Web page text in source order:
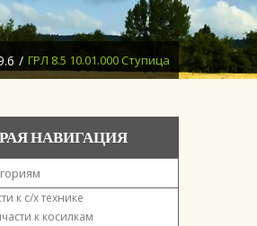
/ ГРЛ 8.5 10.01.000 Ступица
НАВИГАЦИЯ
к с/х технике
к косилкам